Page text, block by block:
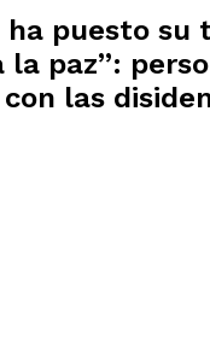
ha puesto
paz”:
las